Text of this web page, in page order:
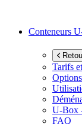
Conteneurs
Tarifs
U-Box
FAQ